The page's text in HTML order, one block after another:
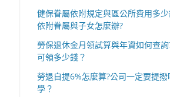
健保眷屬依附規定與區公所費用多
依附眷屬與子女怎麼辦?
勞保退休金月領試算與年資如何查
可領多少錢？
勞退自提6%怎麼算?公司一定要提
學？